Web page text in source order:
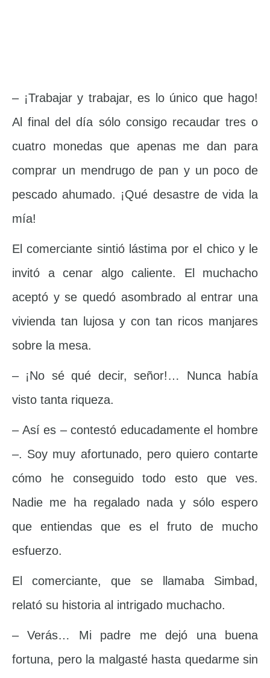
– ¡Trabajar y trabajar, es lo único que hago!
Al final del día sólo consigo recaudar tres o
cuatro monedas que apenas me dan para
comprar un mendrugo de pan y un poco de
pescado ahumado. ¡Qué desastre de vida la
mía!
El comerciante sintió lástima por el chico y le
invitó a cenar algo caliente. El muchacho
aceptó y se quedó asombrado al entrar una
vivienda tan lujosa y con tan ricos manjares
sobre la mesa.
– ¡No sé qué decir, señor!… Nunca había
visto tanta riqueza.
– Así es – contestó educadamente el hombre
–. Soy muy afortunado, pero quiero contarte
cómo he conseguido todo esto que ves.
Nadie me ha regalado nada y sólo espero
que entiendas que es el fruto de mucho
esfuerzo.
El comerciante, que se llamaba Simbad,
relató su historia al intrigado muchacho.
– Verás… Mi padre me dejó una buena
fortuna, pero la malgasté hasta quedarme sin